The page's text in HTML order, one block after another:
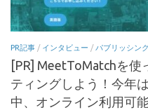
PR記事 / インタビュー / パブリッシン
[PR] MeetToMatchを使
ティングしよう！今年
中、オンライン利用可